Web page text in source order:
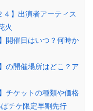
４】出演者アーティス
火
開催日はいつ？何時か
の開催場所はどこ？ア
チケットの種類や価格
チケ限定早割先行